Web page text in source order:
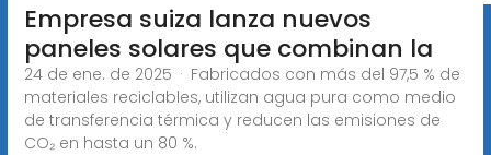
Empresa suiza lanza nuevos
paneles solares que combinan la
24 de ene. de 2025 · Fabricados con más del 97,5 % de
materiales reciclables, utilizan agua pura como medio
de transferencia térmica y reducen las emisiones de
CO₂ en hasta un 80 %.